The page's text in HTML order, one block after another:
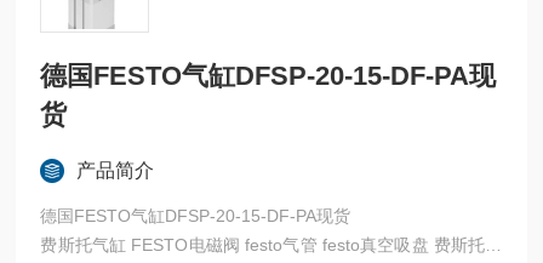
德国FESTO气缸DFSP-20-15-DF-PA现
货
产品简介
德国FESTO气缸DFSP-20-15-DF-PA现货
费斯托气缸 FESTO电磁阀 festo气管 festo真空吸盘 费斯托过